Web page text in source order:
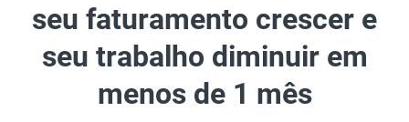
seu faturamento crescer e
seu trabalho diminuir em
menos de 1 mês